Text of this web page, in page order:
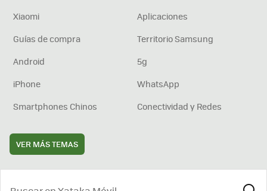
Xiaomi
Aplicaciones
Guías de compra
Territorio Samsung
Android
5g
iPhone
WhatsApp
Smartphones Chinos
Conectividad y Redes
VER MÁS TEMAS